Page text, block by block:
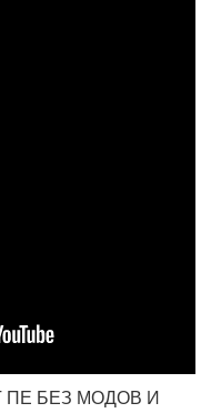
ПЕ БЕЗ МОДОВ И